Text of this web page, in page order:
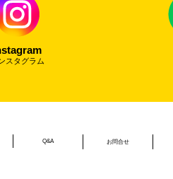
スタグラム
Q&A お問合せ